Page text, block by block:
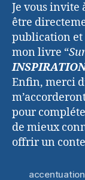
Je vous invite
être
publication et
mon livre “
Enfin, merci
pour
de mieux
offrir un
accentuation